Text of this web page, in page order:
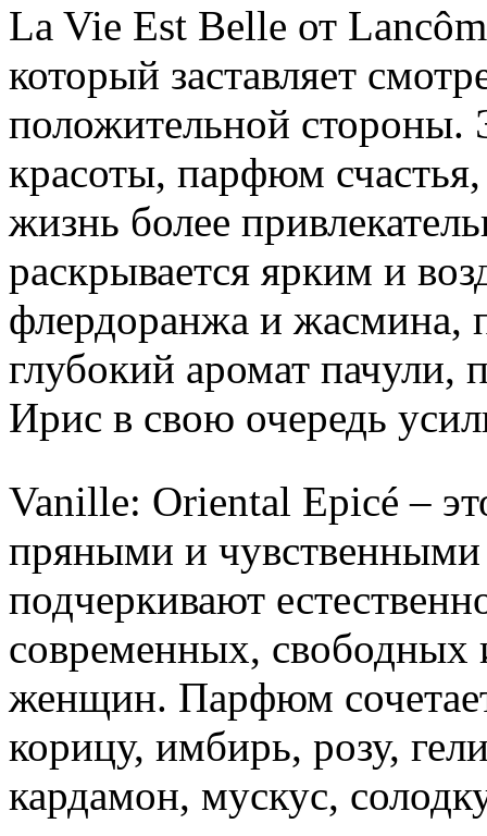
La Vie Est Belle от
который заставляет
положительной стороны.
красоты, парфюм
жизнь более
раскрывается ярким и
флердоранжа и жасмина,
глубокий аромат пачули,
Ирис в свою очередь
Vanille: Oriental Epicé –
пряными и чувственными
подчеркивают
современных, свободных
женщин. Парфюм
корицу, имбирь, розу,
кардамон, мускус,